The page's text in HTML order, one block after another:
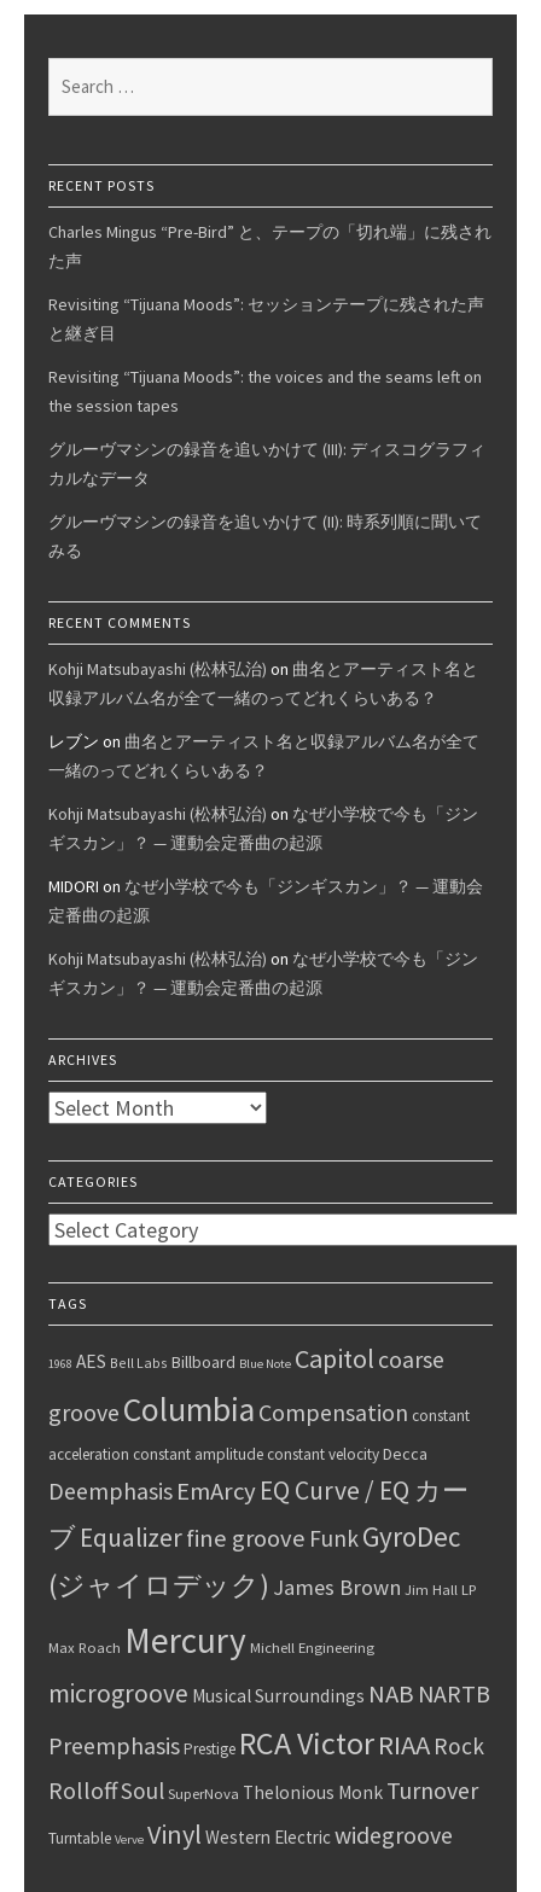
curves,
Pt.13
for:
RECENT POSTS
Charles Mingus “Pre-Bird” と、テープの「切れ端」に残され
た声
Revisiting “Tijuana Moods”: セッションテープに残された声
と継ぎ目
Revisiting “Tijuana Moods”: the voices and the seams left on
the session tapes
グルーヴマシンの録音を追いかけて (III): ディスコグラフィ
カルなデータ
グルーヴマシンの録音を追いかけて (II): 時系列順に聞いて
みる
RECENT COMMENTS
Kohji Matsubayashi (松林弘治) on 曲名とアーティスト名と
収録アルバム名が全て一緒のってどれくらいある？
レブン on 曲名とアーティスト名と収録アルバム名が全て
一緒のってどれくらいある？
Kohji Matsubayashi (松林弘治) on なぜ小学校で今も「ジン
ギスカン」？ — 運動会定番曲の起源
MIDORI on なぜ小学校で今も「ジンギスカン」？ — 運動会
定番曲の起源
Kohji Matsubayashi (松林弘治) on なぜ小学校で今も「ジン
ギスカン」？ — 運動会定番曲の起源
ARCHIVES
Archives
CATEGORIES
Categories
TAGS
1968 AES Bell Labs Billboard Blue Note Capitol coarse
groove Columbia Compensation constant
acceleration constant amplitude constant velocityDecca
Deemphasis EmArcyEQ Curve / EQ カー
ブEqualizerfine groove Funk GyroDec
(ジャイロデック) James Brown Jim Hall LP
Max Roach Mercury Michell Engineering
microgroove Musical Surroundings NAB NARTB
PreemphasisPrestige RCA VictorRIAA Rock
RolloffSoul SuperNova Thelonious Monk Turnover
Turntable Verve Vinyl Western Electricwidegroove